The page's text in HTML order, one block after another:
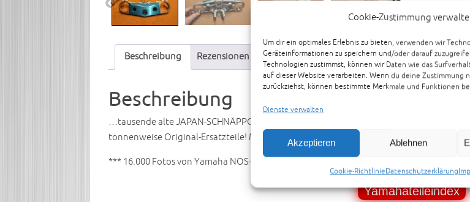
Cookie-Zustimmung
Um dir ein optimales Erlebnis zu bieten, verwenden wir
Geräteinformationen zu speichern und/oder darauf
Technologien zustimmst, können wir Daten wie das
auf dieser Website verarbeiten. Wenn du deine Zustimmung
zurückziehst, können bestimmte Merkmale und Funktionen
Dienste verwalten
Akzeptieren Ablehnen
Cookie-RichtlinieDatenschutzerklärung
Beschreibung Rezensionen (0) Preisvorschlag senden
Beschreibung
…tausende alte JAPAN-SCHNÄPPCHEN am Lager – darunter allein HUNDERTE alte
tonnenweise Original-Ersatzteile! Mehr unter www.motorradteile-bielefeld.de…
*** 16.000 Fotos von Yamaha NOS-Neuteilen sind jetzt online! *** 16.000 „new-old-
Yamahateileindex